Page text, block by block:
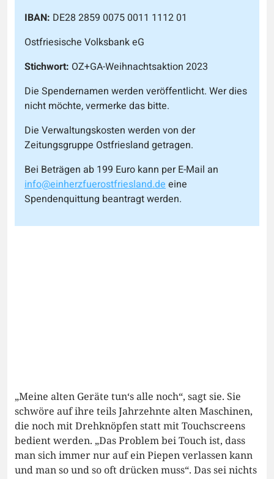
IBAN: DE28 2859 0075 0011 1112 01
Ostfriesische Volksbank eG
Stichwort: OZ+GA-Weihnachtsaktion 2023
Die Spendernamen werden veröffentlicht. Wer dies
nicht möchte, vermerke das bitte.
Die Verwaltungskosten werden von der
Zeitungsgruppe Ostfriesland getragen.
Bei Beträgen ab 199 Euro kann per E-Mail an
info@einherzfuerostfriesland.deeine
Spendenquittung beantragt werden.
„Meine alten Geräte tun‘s alle noch“, sagt sie. Sie
schwöre auf ihre teils Jahrzehnte alten Maschinen,
die noch mit Drehknöpfen statt mit Touchscreens
bedient werden. „Das Problem bei Touch ist, dass
man sich immer nur auf ein Piepen verlassen kann
und man so und so oft drücken muss“. Das sei nichts